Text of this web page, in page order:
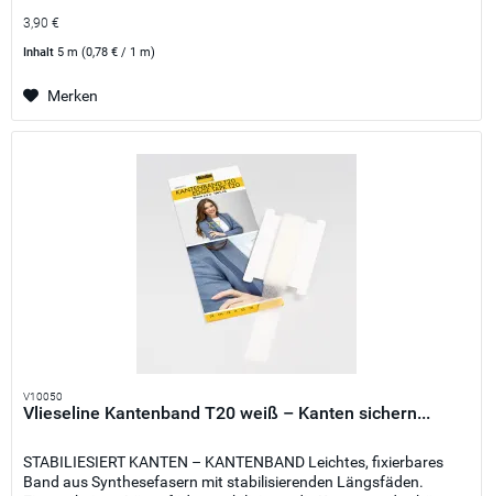
3,90 €
Inhalt 5 m(0,78 € / 1 m)
Merken
V10050
Vlieseline Kantenband T20 weiß – Kanten sichern...
STABILIESIERT KANTEN – KANTENBAND Leichtes, fixierbares
Band aus Synthesefasern mit stabilisierenden Längsfäden.